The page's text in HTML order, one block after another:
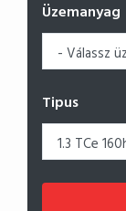
Üzemanyag
Tipus